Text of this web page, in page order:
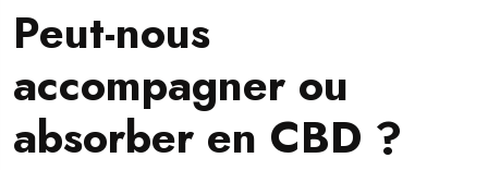
Peut-nous
accompagner ou
absorber en CBD ?